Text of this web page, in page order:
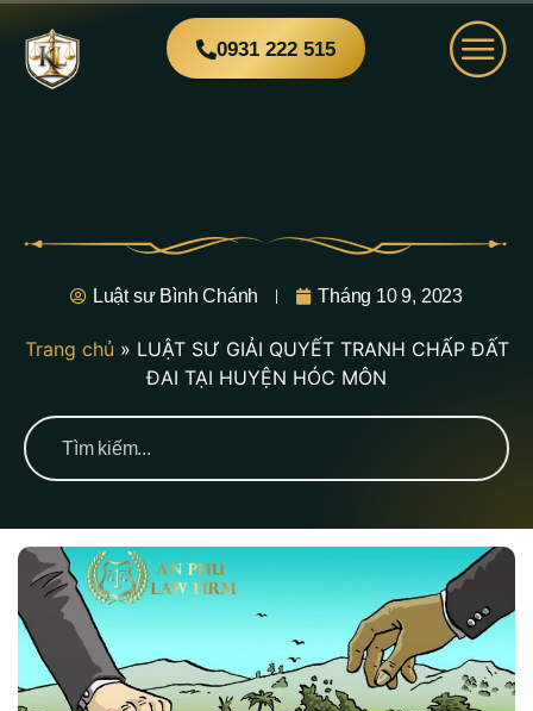
0931 222 515
Luật sư Bình Chánh Tháng 10 9, 2023
Trang chủ » LUẬT SƯ GIẢI QUYẾT TRANH CHẤP ĐẤT
ĐAI TẠI HUYỆN HÓC MÔN